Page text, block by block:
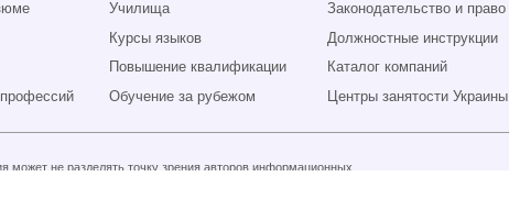
Училища
Курсы языков
Повышение квалификации
Обучение за рубежом
Законодательство и право
Должностные инструкции
Каталог компаний
Центры занятости Украины
может не разделять точку зрения авторов информационных